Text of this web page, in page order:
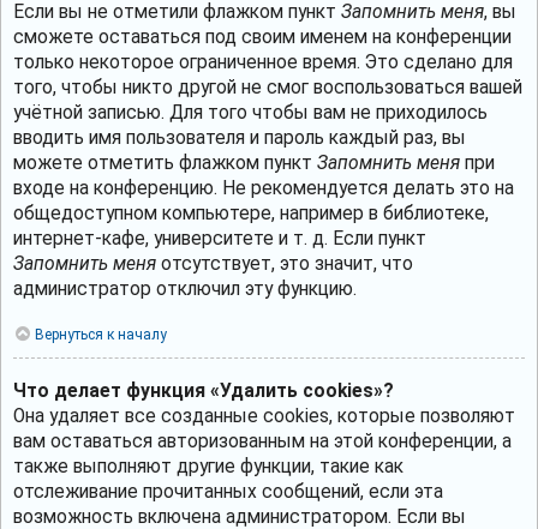
Если вы не отметили флажком пункт Запомнить меня, вы
сможете оставаться под своим именем на конференции
только некоторое ограниченное время. Это сделано для
того, чтобы никто другой не смог воспользоваться вашей
учётной записью. Для того чтобы вам не приходилось
вводить имя пользователя и пароль каждый раз, вы
можете отметить флажком пункт Запомнить меня при
входе на конференцию. Не рекомендуется делать это на
общедоступном компьютере, например в библиотеке,
интернет-кафе, университете и т. д. Если пункт
Запомнить меня отсутствует, это значит, что
администратор отключил эту функцию.
Вернуться к началу
Что делает функция «Удалить cookies»?
Она удаляет все созданные cookies, которые позволяют
вам оставаться авторизованным на этой конференции, а
также выполняют другие функции, такие как
отслеживание прочитанных сообщений, если эта
возможность включена администратором. Если вы